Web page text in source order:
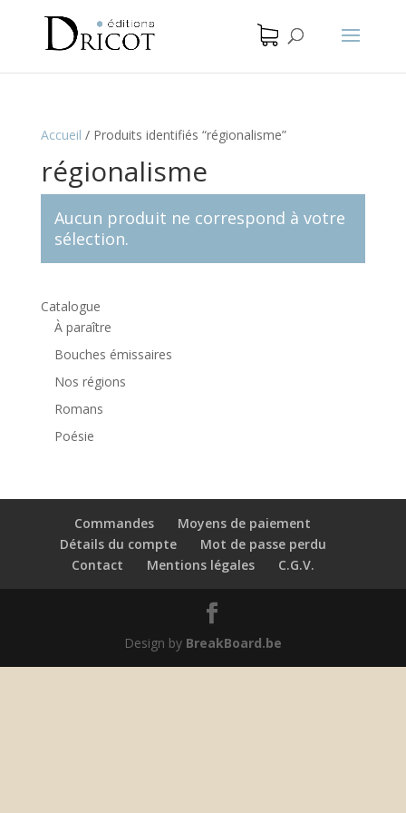
Accueil / Produits identifiés “régionalisme”
régionalisme
Aucun produit ne correspond à votre
sélection.
Catalogue
À paraître
Bouches émissaires
Nos régions
Romans
Poésie
Commandes
Moyens de paiement
Détails du compte
Mot de passe perdu
Contact
Mentions légales C.G.V.
Design by BreakBoard.be